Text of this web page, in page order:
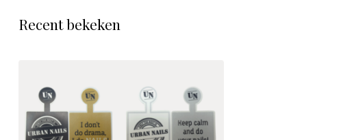
Recent bekeken